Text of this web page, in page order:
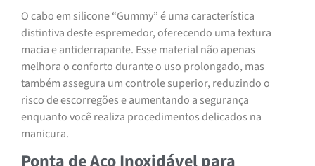
O cabo em silicone “Gummy” é uma característica
distintiva deste espremedor, oferecendo uma textura
macia e antiderrapante. Esse material não apenas
melhora o conforto durante o uso prolongado, mas
também assegura um controle superior, reduzindo o
risco de escorregões e aumentando a segurança
enquanto você realiza procedimentos delicados na
manicura.